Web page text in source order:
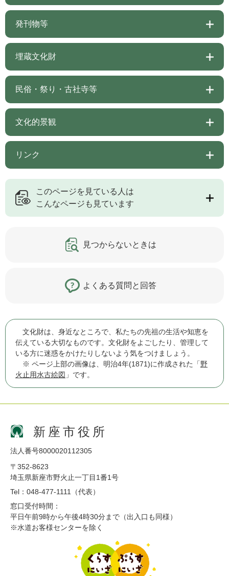
発刊物等
埋蔵文化財
民俗・祭り・古社寺等
文化的景観
リンク
このページを見ている人は
こんなページも見ています
見つからないときは
よくある質問と回答
文化財は、身近なところで、私たちの先祖の生活や知恵を
伝えている大切なものです。文化財をよごしたり、管理して
いる方に迷惑をかけたりしないよう気をつけましょう。
※ ページ上部の画像は、明治4年(1871)に作成された「野
火止用水古絵図 」です。
新座市役所
法人番号8000020112305
〒352-8623
埼玉県新座市野火止一丁目1番1号
Tel：048-477-1111（代表）
窓口受付時間：
平日午前9時から午後4時30分まで（出入口も同様）
※水道お客様センターを除く